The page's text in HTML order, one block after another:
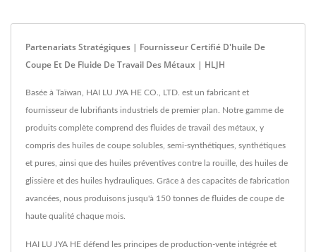
Partenariats Stratégiques | Fournisseur Certifié D'huile De
Coupe Et De Fluide De Travail Des Métaux | HLJH
Basée à Taïwan, HAI LU JYA HE CO., LTD. est un fabricant et
fournisseur de lubrifiants industriels de premier plan. Notre gamme de
produits complète comprend des fluides de travail des métaux, y
compris des huiles de coupe solubles, semi-synthétiques, synthétiques
et pures, ainsi que des huiles préventives contre la rouille, des huiles de
glissière et des huiles hydrauliques. Grâce à des capacités de fabrication
avancées, nous produisons jusqu'à 150 tonnes de fluides de coupe de
haute qualité chaque mois.
HAI LU JYA HE défend les principes de production-vente intégrée et